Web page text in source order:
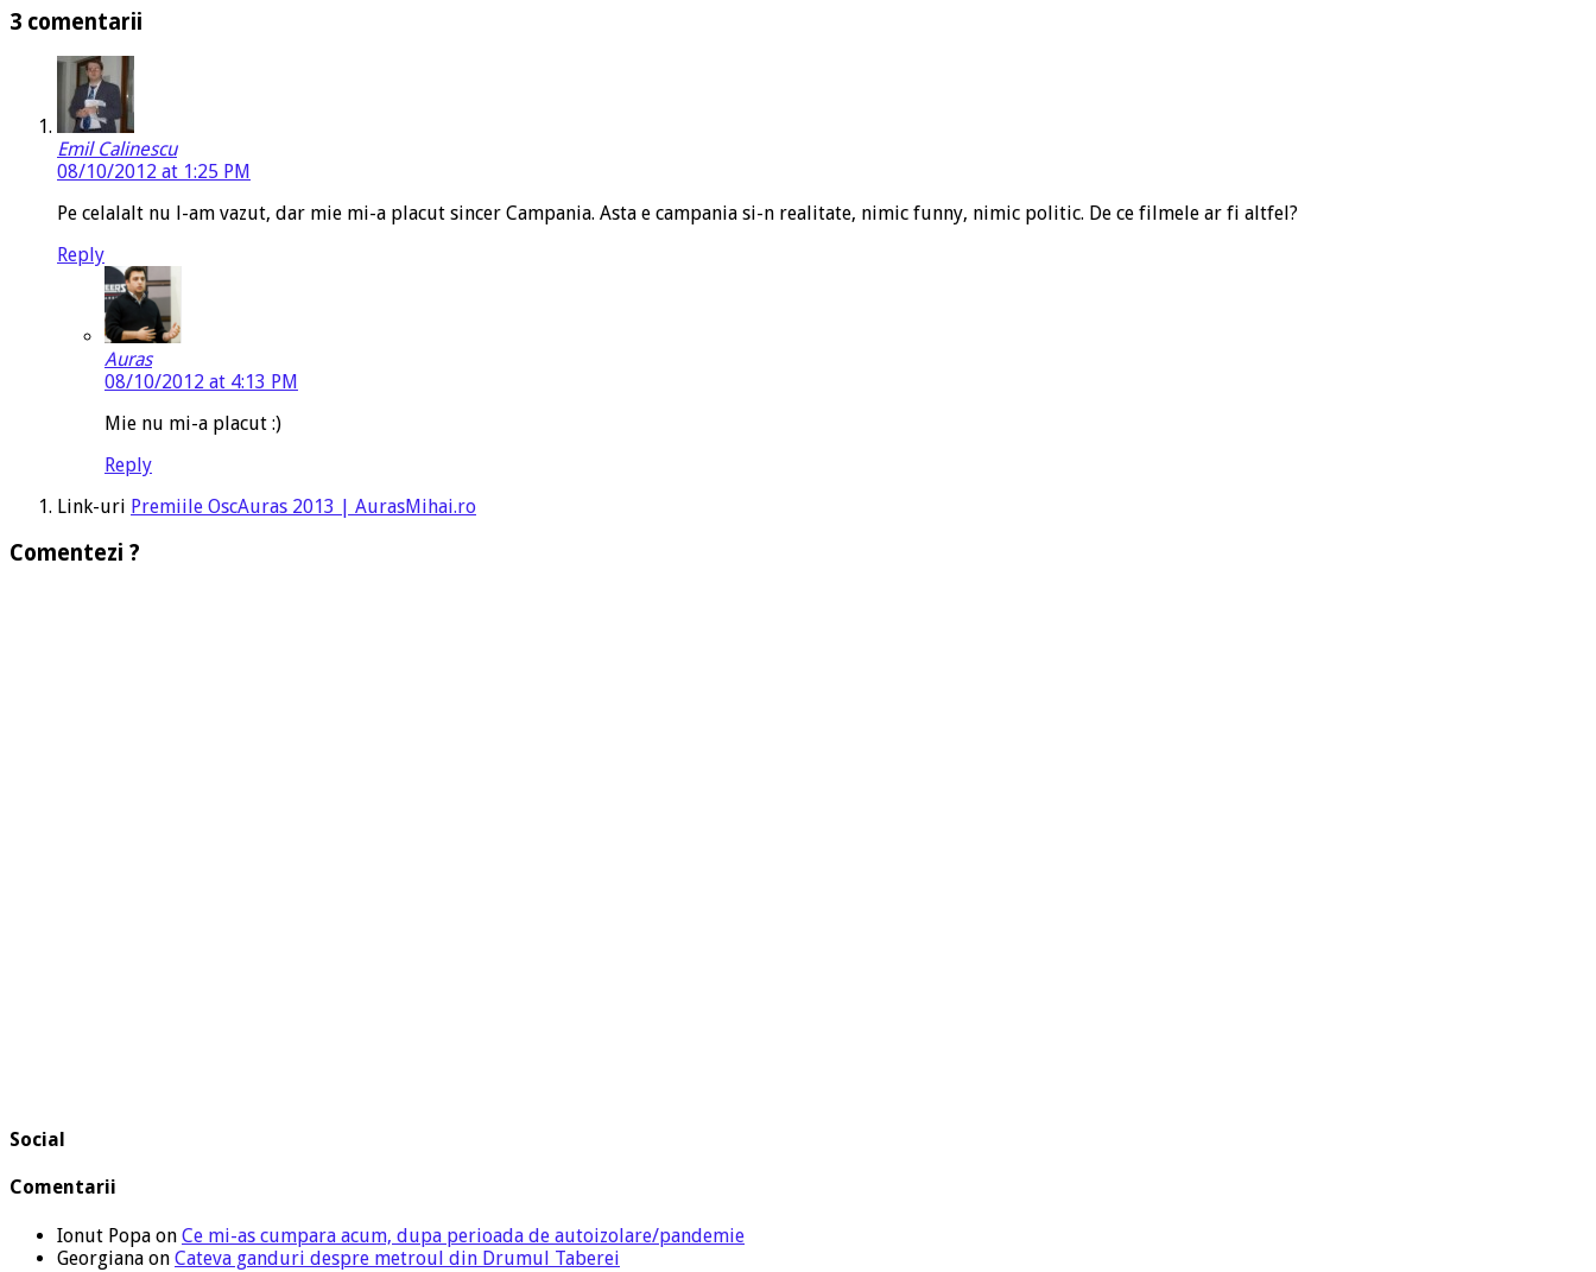
3 comentarii
Emil Calinescu
08/10/2012 at 1:25 PM
Pe celalalt nu l-am vazut, dar mie mi-a placut sincer Campania. Asta e campania si-n realitate, nimic funny, nimic politic. De ce filmele ar fi altfel?
Reply
Auras
08/10/2012 at 4:13 PM
Mie nu mi-a placut :)
Reply
Link-uri Premiile OscAuras 2013 | AurasMihai.ro
Comentezi ?
Social
Comentarii
Ionut Popa on Ce mi-as cumpara acum, dupa perioada de autoizolare/pandemie
Georgiana on Cateva ganduri despre metroul din Drumul Taberei